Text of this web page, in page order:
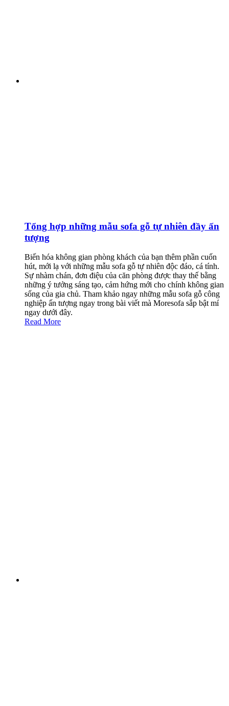
Tổng hợp những mẫu sofa gỗ tự nhiên đầy ấn
tượng
Biến hóa không gian phòng khách của bạn thêm phần cuốn
hút, mới lạ với những mẫu sofa gỗ tự nhiên độc đáo, cá tính.
Sự nhàm chán, đơn điệu của căn phòng được thay thế bằng
những ý tưởng sáng tạo, cảm hứng mới cho chính không gian
sống của gia chủ. Tham khảo ngay những mẫu sofa gỗ công
nghiệp ấn tượng ngay trong bài viết mà Moresofa sắp bật mí
ngay dưới đây.
Read More